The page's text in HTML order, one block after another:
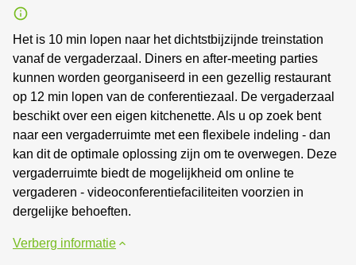
Het is 10 min lopen naar het dichtstbijzijnde treinstation
vanaf de vergaderzaal. Diners en after-meeting parties
kunnen worden georganiseerd in een gezellig restaurant
op 12 min lopen van de conferentiezaal. De vergaderzaal
beschikt over een eigen kitchenette. Als u op zoek bent
naar een vergaderruimte met een flexibele indeling - dan
kan dit de optimale oplossing zijn om te overwegen. Deze
vergaderruimte biedt de mogelijkheid om online te
vergaderen - videoconferentiefaciliteiten voorzien in
dergelijke behoeften.
Verberg informatie